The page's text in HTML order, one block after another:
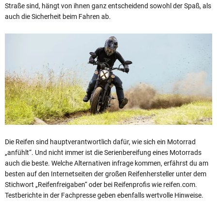
Straße sind, hängt von ihnen ganz entscheidend sowohl der Spaß, als
auch die Sicherheit beim Fahren ab.
Die Reifen sind hauptverantwortlich dafür, wie sich ein Motorrad
„anfühlt“. Und nicht immer ist die Serienbereifung eines Motorrads
auch die beste. Welche Alternativen infrage kommen, erfährst du am
besten auf den Internetseiten der großen Reifenhersteller unter dem
Stichwort „Reifenfreigaben“ oder bei Reifenprofis wie reifen.com.
Testberichte in der Fachpresse geben ebenfalls wertvolle Hinweise.